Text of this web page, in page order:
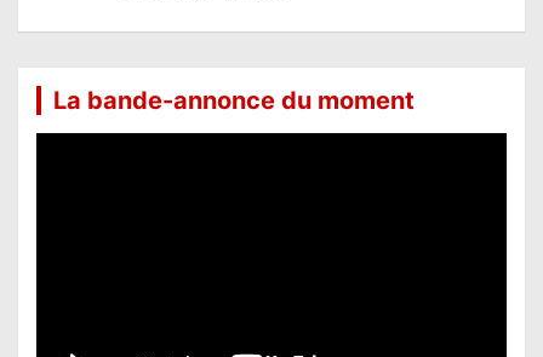
La bande-annonce du moment